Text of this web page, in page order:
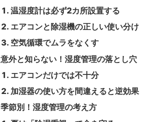
温湿度計は必ず2カ所設置する
エアコンと除湿機の正しい使い分け
空気循環でムラをなくす
意外と知らない！湿度管理の落とし穴
エアコンだけでは不十分
加湿器の使い方を間違えると逆効果
季節別！湿度管理の考え方